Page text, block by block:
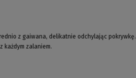
z gaiwana, delikatnie odchylając pokrywkę.
każdym zalaniem.